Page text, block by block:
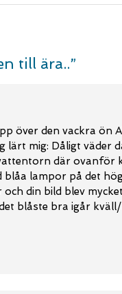
till ära..”
över den vackra ön
lärt mig: Dåligt väder
där ovanför
blåa lampor på det
din bild blev
blåste bra igår